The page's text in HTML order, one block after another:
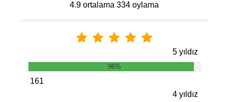
4.9 ortalama 334 oylama
5 yıldız
96%
161
4 yıldız